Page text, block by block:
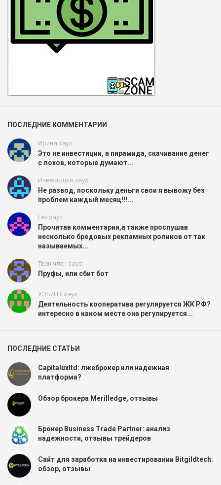
ПОСЛЕДНИЕ КОММЕНТАРИИ
Ирина says:
Это не инвестиции, а пирамида, скачивание денег
с лохов, которые думают...
Инвестиции says:
Не развод, поскольку деньги свои я вывожу без
проблем каждый месяц!!!...
Lev says:
Прочитав комментарии,а также прослушав
несколько бредовых рекламных роликов от так
называемых...
Твой член says:
Пруфы, или сбит бот
УЭБиПК says:
Деятельность кооператива регулируется ЖК РФ?
интересно в каком месте она регулируется...
ПОСЛЕДНИЕ СТАТЬИ
Capitaluxltd: лжеброкер или надежная
платформа?
Обзор брокера Merilledge, отзывы
Брокер Business Trade Partner: анализ
надежности, отзывы трейдеров
Сайт для заработка на инвестировании Bitgildtech:
обзор, отзывы